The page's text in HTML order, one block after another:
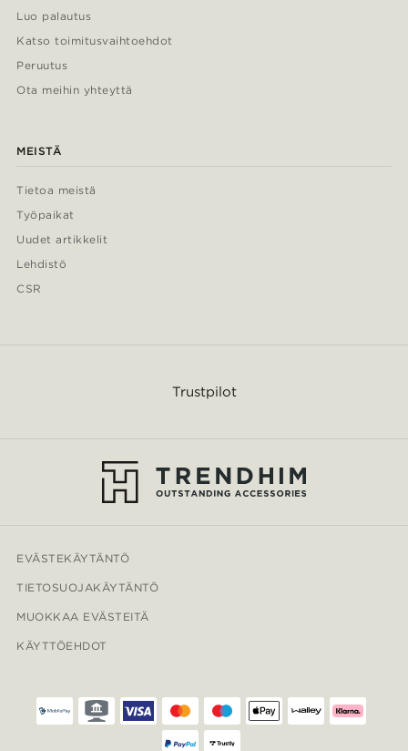
Luo palautus
Katso toimitusvaihtoehdot
Peruutus
Ota meihin yhteyttä
MEISTÄ
Tietoa meistä
Työpaikat
Uudet artikkelit
Lehdistö
CSR
Trustpilot
EVÄSTEKÄYTÄNTÖ
TIETOSUOJAKÄYTÄNTÖ
MUOKKAA EVÄSTEITÄ
KÄYTTÖEHDOT